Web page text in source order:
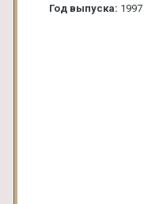
Год выпуска: 1997